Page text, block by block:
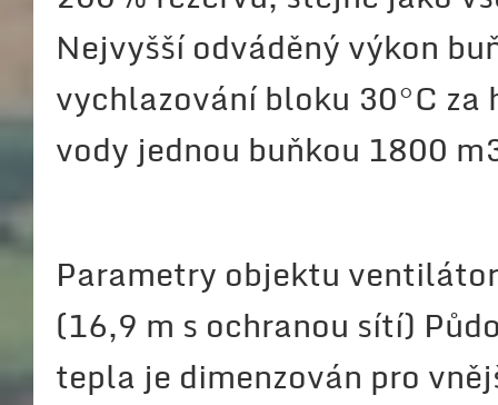
Nejvyšší odváděný výkon
vychlazování bloku 30°C
vody jednou buňkou 1800
Parametry objektu
(16,9 m s ochranou sítí)
tepla je dimenzován pro